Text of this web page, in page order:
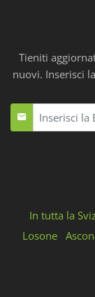
Tieniti
nuovi. Inserisci
In tutta la
Losone